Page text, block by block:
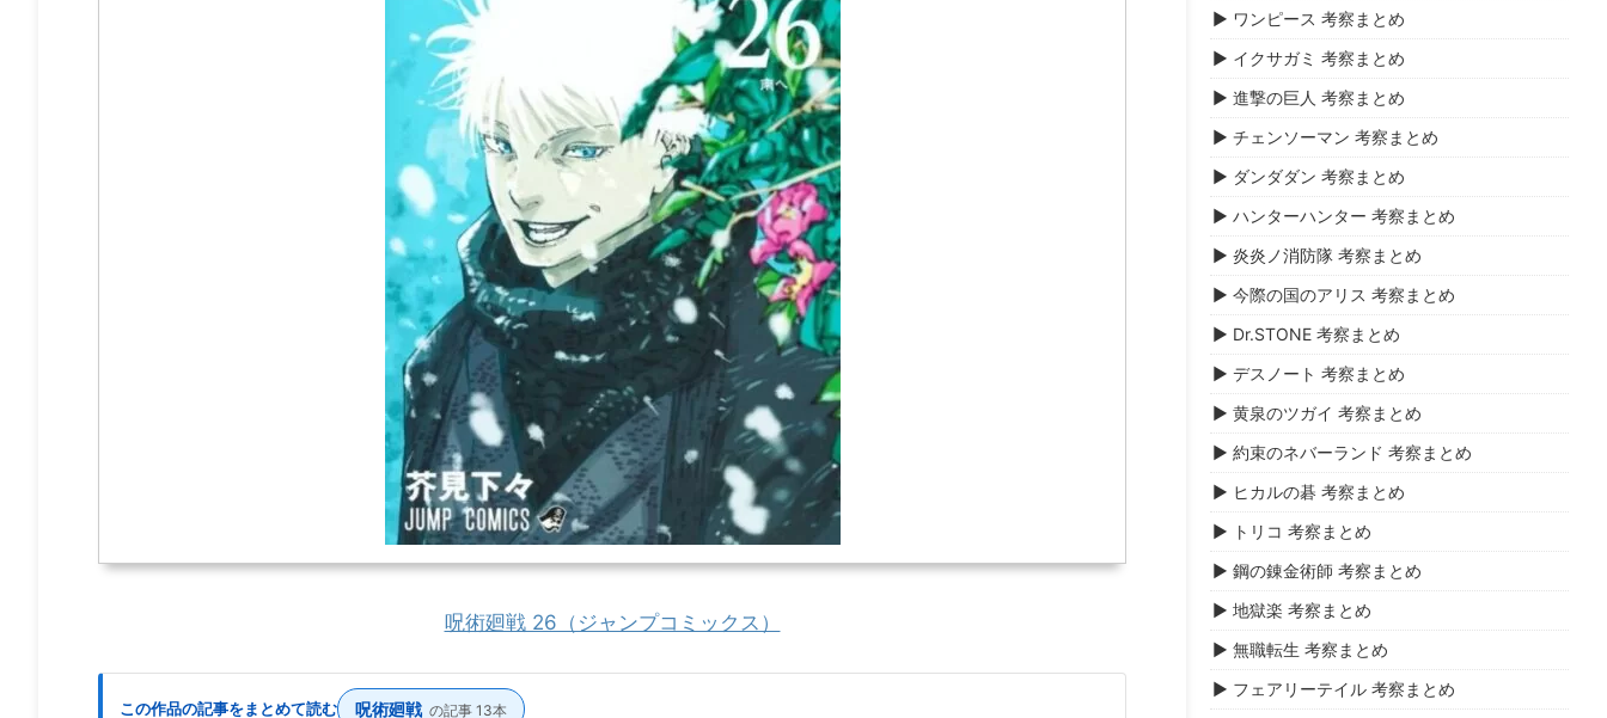
呪術廻戦 26（ジャンプコミックス）
この作品の記事をまとめて読む 呪術廻戦 の記事 13本
▶ ワンピース 考察まとめ
▶ イクサガミ 考察まとめ
▶ 進撃の巨人 考察まとめ
▶ チェンソーマン 考察まとめ
▶ ダンダダン 考察まとめ
▶ ハンターハンター 考察まとめ
▶ 炎炎ノ消防隊 考察まとめ
▶ 今際の国のアリス 考察まとめ
▶ Dr.STONE 考察まとめ
▶ デスノート 考察まとめ
▶ 黄泉のツガイ 考察まとめ
▶ 約束のネバーランド 考察まとめ
▶ ヒカルの碁 考察まとめ
▶ トリコ 考察まとめ
▶ 鋼の錬金術師 考察まとめ
▶ 地獄楽 考察まとめ
▶ 無職転生 考察まとめ
▶ フェアリーテイル 考察まとめ